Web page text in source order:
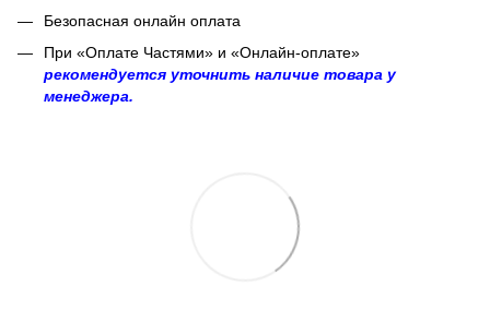
Безопасная онлайн оплата
При «Оплате Частями» и «Онлайн-оплате»
рекомендуется уточнить наличие товара у
менеджера.